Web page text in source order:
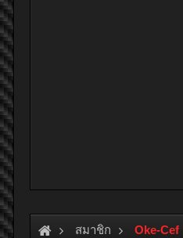
สมาชิก Oke-Cef